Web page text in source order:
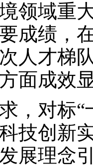
领域重
成绩，
人才梯
面成效
对标“
技创新
展理念